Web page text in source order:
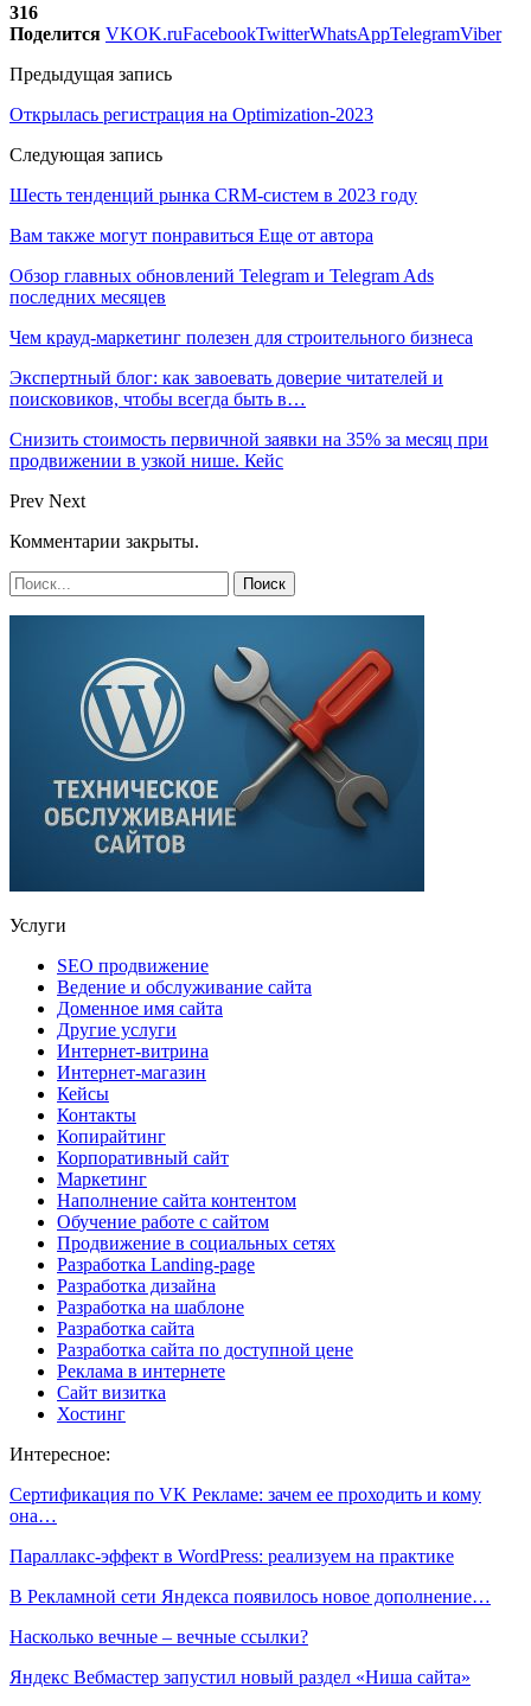
316
Поделится VKOK.ruFacebookTwitterWhatsAppTelegramViber
Предыдущая запись
Открылась регистрация на Optimization-2023
Следующая запись
Шесть тенденций рынка CRM-систем в 2023 году
Вам также могут понравиться Еще от автора
Обзор главных обновлений Telegram и Telegram Ads
последних месяцев
Чем крауд-маркетинг полезен для строительного бизнеса
Экспертный блог: как завоевать доверие читателей и
поисковиков, чтобы всегда быть в…
Снизить стоимость первичной заявки на 35% за месяц при
продвижении в узкой нише. Кейс
Prev Next
Комментарии закрыты.
Услуги
SEO продвижение
Ведение и обслуживание сайта
Доменное имя сайта
Другие услуги
Интернет-витрина
Интернет-магазин
Кейсы
Контакты
Копирайтинг
Корпоративный сайт
Маркетинг
Наполнение сайта контентом
Обучение работе с сайтом
Продвижение в социальных сетях
Разработка Landing-page
Разработка дизайна
Разработка на шаблоне
Разработка сайта
Разработка сайта по доступной цене
Реклама в интернете
Сайт визитка
Хостинг
Интересное:
Сертификация по VK Рекламе: зачем ее проходить и кому
она…
Параллакс-эффект в WordPress: реализуем на практике
В Рекламной сети Яндекса появилось новое дополнение…
Насколько вечные – вечные ссылки?
Яндекс Вебмастер запустил новый раздел «Ниша сайта»